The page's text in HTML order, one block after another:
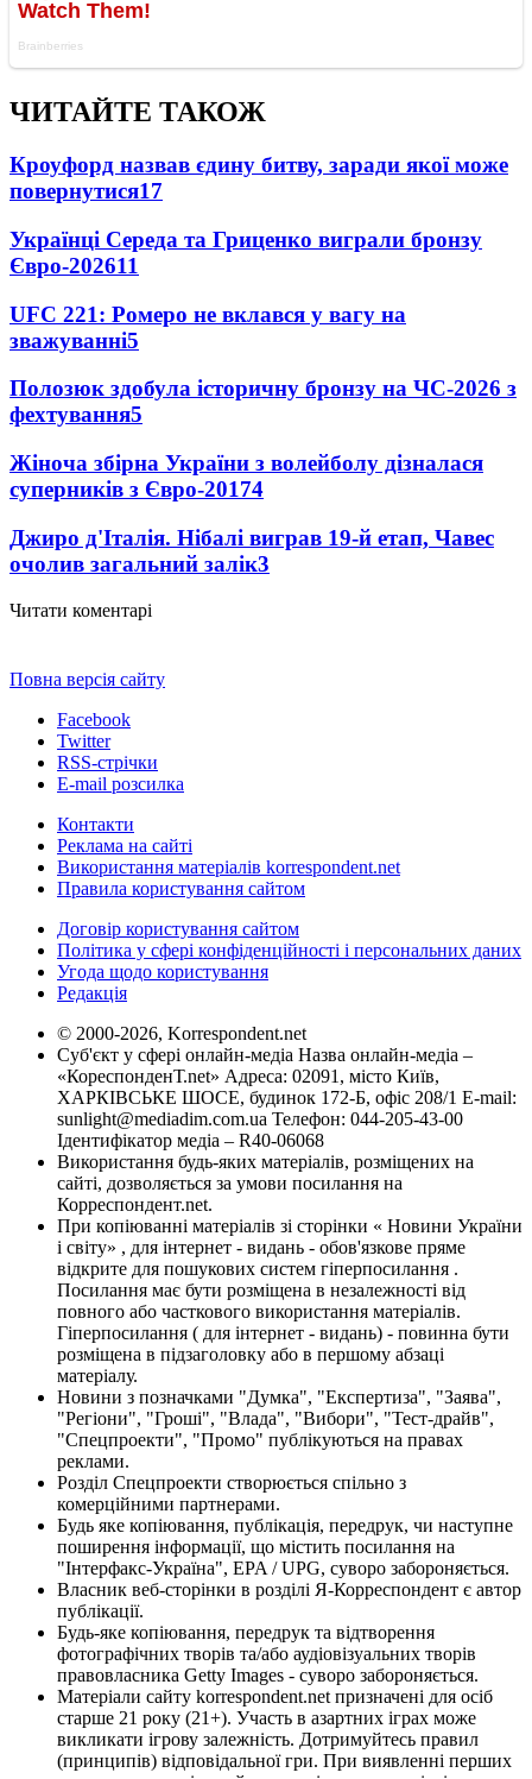
ЧИТАЙТЕ ТАКОЖ
Кроуфорд назвав єдину битву, заради якої може
повернутися17
Українці Середа та Гриценко виграли бронзу
Євро-202611
UFC 221: Ромеро не вклався у вагу на
зважуванні5
Полозюк здобула історичну бронзу на ЧС-2026 з
фехтування5
Жіноча збірна України з волейболу дізналася
суперників з Євро-20174
Джиро д'Італія. Нібалі виграв 19-й етап, Чавес
очолив загальний залік3
Читати коментарі
Повна версія сайту
Facebook
Twitter
RSS-стрічки
E-mail розсилка
Контакти
Реклама на сайті
Використання матеріалів korrespondent.net
Правила користування сайтом
Договір користування сайтом
Політика у сфері конфіденційності і персональних даних
Угода щодо користування
Редакція
© 2000-2026, Korrespondent.net
Суб'єкт у сфері онлайн-медіа Назва онлайн-медіа –
«КореспонденТ.net» Адреса: 02091, місто Київ,
ХАРКІВСЬКЕ ШОСЕ, будинок 172-Б, офіс 208/1 E-mail:
sunlight@mediadim.com.ua Телефон: 044-205-43-00
Ідентифікатор медіа – R40-06068
Використання будь-яких матеріалів, розміщених на
сайті, дозволяється за умови посилання на
Корреспондент.net.
При копіюванні матеріалів зі сторінки « Новини України
і світу» , для інтернет - видань - обов'язкове пряме
відкрите для пошукових систем гіперпосилання .
Посилання має бути розміщена в незалежності від
повного або часткового використання матеріалів.
Гіперпосилання ( для інтернет - видань) - повинна бути
розміщена в підзаголовку або в першому абзаці
матеріалу.
Новини з позначками "Думка", "Експертиза", "Заява",
"Регіони", "Гроші", "Влада", "Вибори", "Тест-драйв",
"Спецпроекти", "Промо" публікуються на правах
реклами.
Розділ Спецпроекти створюється спільно з
комерційними партнерами.
Будь яке копіювання, публікація, передрук, чи наступне
поширення інформації, що містить посилання на
"Інтерфакс-Україна", EPA / UPG, суворо забороняється.
Власник веб-сторінки в розділі Я-Корреспондент є автор
публікації.
Будь-яке копіювання, передрук та відтворення
фотографічних творів та/або аудіовізуальних творів
правовласника Getty Images - суворо забороняється.
Матеріали сайту korrespondent.net призначені для осіб
старше 21 року (21+). Участь в азартних іграх може
викликати ігрову залежність. Дотримуйтесь правил
(принципів) відповідальної гри. При виявленні перших